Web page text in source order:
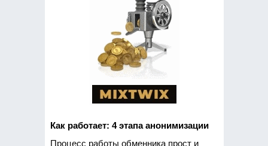
Как работает: 4 этапа анонимизации
Процесс работы обменника прост и